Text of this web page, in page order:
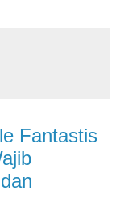
Fantastis